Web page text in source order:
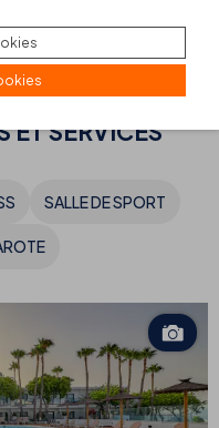
OFFRES
ET SERVICES
SALLE DE SPORT